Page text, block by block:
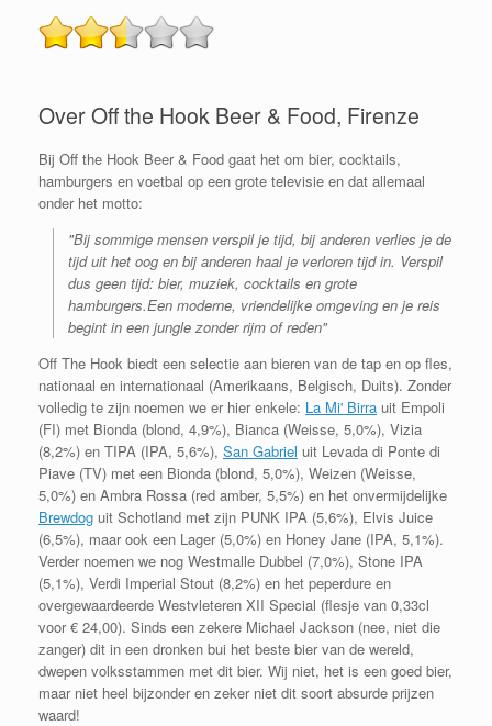
Over Off the Hook Beer & Food, Firenze
Bij Off the Hook Beer & Food gaat het om bier, cocktails,
hamburgers en voetbal op een grote televisie en dat allemaal
onder het motto:
"Bij sommige mensen verspil je tijd, bij anderen verlies je de
tijd uit het oog en bij anderen haal je verloren tijd in. Verspil
dus geen tijd: bier, muziek, cocktails en grote
hamburgers.Een moderne, vriendelijke omgeving en je reis
begint in een jungle zonder rijm of reden"
Off The Hook biedt een selectie aan bieren van de tap en op fles,
nationaal en internationaal (Amerikaans, Belgisch, Duits). Zonder
volledig te zijn noemen we er hier enkele: La Mi' Birra uit Empoli
(FI) met Bionda (blond, 4,9%), Bianca (Weisse, 5,0%), Vizia
(8,2%) en TIPA (IPA, 5,6%), San Gabriel uit Levada di Ponte di
Piave (TV) met een Bionda (blond, 5,0%), Weizen (Weisse,
5,0%) en Ambra Rossa (red amber, 5,5%) en het onvermijdelijke
Brewdog uit Schotland met zijn PUNK IPA (5,6%), Elvis Juice
(6,5%), maar ook een Lager (5,0%) en Honey Jane (IPA, 5,1%).
Verder noemen we nog Westmalle Dubbel (7,0%), Stone IPA
(5,1%), Verdi Imperial Stout (8,2%) en het peperdure en
overgewaardeerde Westvleteren XII Special (flesje van 0,33cl
voor € 24,00). Sinds een zekere Michael Jackson (nee, niet die
zanger) dit in een dronken bui het beste bier van de wereld,
dwepen volksstammen met dit bier. Wij niet, het is een goed bier,
maar niet heel bijzonder en zeker niet dit soort absurde prijzen
waard!